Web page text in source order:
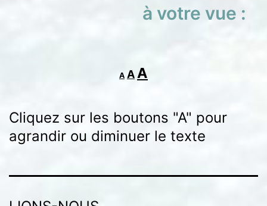
à votre vue :
A
Decrease
font
A Reset
A
size.
Cliquez sur les boutons "A" pour
agrandir ou diminuer le texte